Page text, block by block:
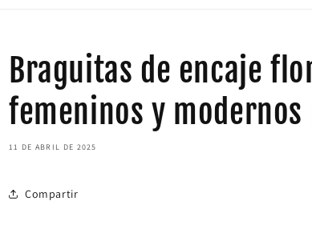
Braguitas de encaje
femeninos y
11 DE ABRIL DE 2025
Compartir